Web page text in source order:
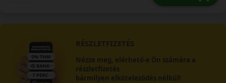
RÉSZLETFIZETÉS
Nézze meg, elérhető-e Ön számára a
részletfizetés
bármilyen elköteleződés nélkül!